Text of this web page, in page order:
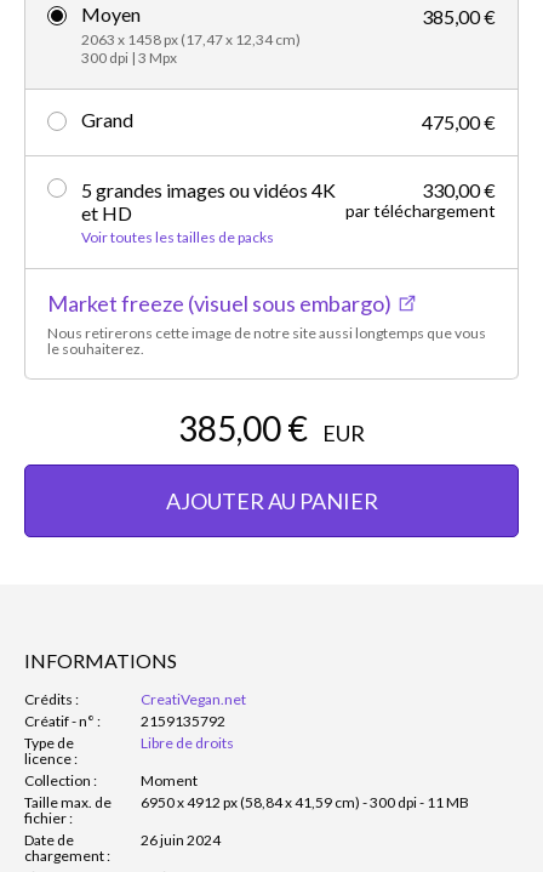
Moyen
2063 x 1458 px (17,47 x 12,34 cm)
300 dpi | 3 Mpx
385,00 €
Grand 475,00 €
5 grandes images ou vidéos 4K
et HD
Voir toutes les tailles de packs
330,00 €
par téléchargement
Market freeze (visuel sous embargo)
Nous retirerons cette image de notre site aussi longtemps que vous
le souhaiterez.
385,00 € EUR
AJOUTER AU PANIER
INFORMATIONS
Crédits :
CreatiVegan.net
Créatif - n° :
2159135792
Type de
licence :
Libre de droits
Collection :
Moment
Taille max. de
fichier :
6950 x 4912 px (58,84 x 41,59 cm) - 300 dpi - 11 MB
Date de
chargement :
26 juin 2024